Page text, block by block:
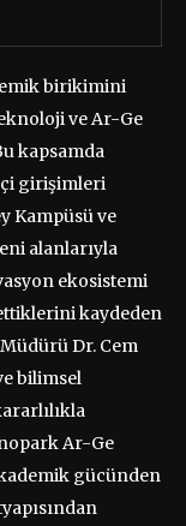
birikimini
ve Ar-Ge
kapsamda
girişimleri
Kampüsü ve
alanlarıyla
ekosistemi
kaydeden
Dr. Cem
bilimsel
Ar-Ge
gücünden